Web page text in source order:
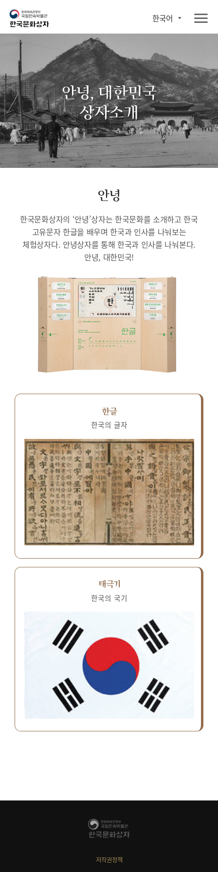
한국어
안녕, 대한민국
상자소개
안녕
한국문화상자의 ‘안녕’상자는 한국문화를 소개하고 한국
고유문자 한글을 배우며 한국과 인사를 나눠보는
체험상자다. 안녕상자를 통해 한국과 인사를 나눠본다.
안녕, 대한민국!
한글
한국의 글자
태극기
한국의 국기
저작권정책